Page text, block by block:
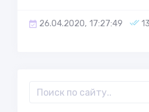
26.04.2020, 17:27:49